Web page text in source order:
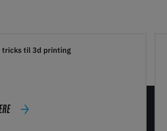
tricks til 3d printing